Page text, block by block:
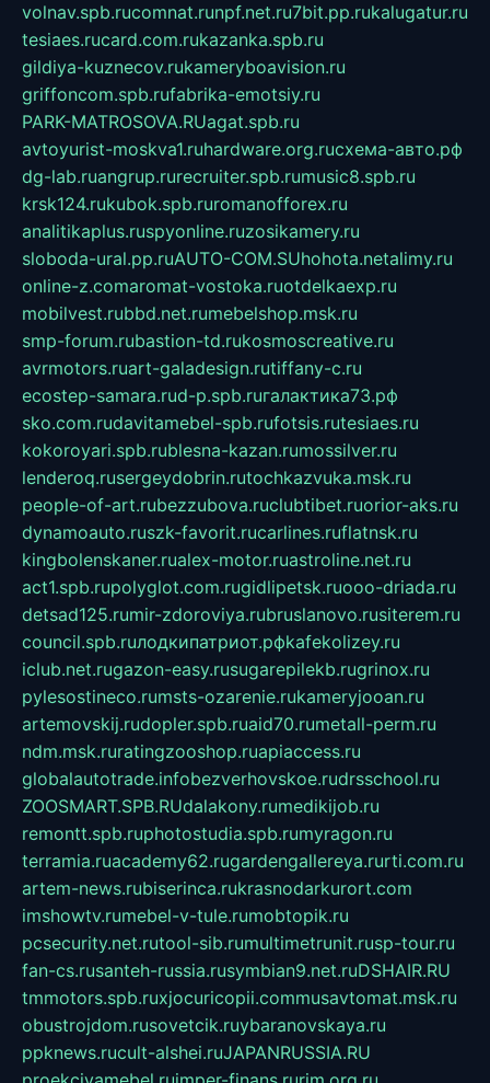
volnav.spb.rucomnat.runpf.net.ru7bit.pp.rukalugatur.ru
tesiaes.rucard.com.rukazanka.spb.ru
gildiya-kuznecov.rukameryboavision.ru
griffoncom.spb.rufabrika-emotsiy.ru
PARK-MATROSOVA.RUagat.spb.ru
avtoyurist-moskva1.ruhardware.org.ruсхема-авто.рф
dg-lab.ruangrup.rurecruiter.spb.rumusic8.spb.ru
krsk124.rukubok.spb.ruromanofforex.ru
analitikaplus.ruspyonline.ruzosikamery.ru
sloboda-ural.pp.ruAUTO-COM.SUhohota.netalimy.ru
online-z.comaromat-vostoka.ruotdelkaexp.ru
mobilvest.rubbd.net.rumebelshop.msk.ru
smp-forum.rubastion-td.rukosmoscreative.ru
avrmotors.ruart-galadesign.rutiffany-c.ru
ecostep-samara.rud-p.spb.ruгалактика73.рф
sko.com.rudavitamebel-spb.rufotsis.rutesiaes.ru
kokoroyari.spb.rublesna-kazan.rumossilver.ru
lenderoq.rusergeydobrin.rutochkazvuka.msk.ru
people-of-art.rubezzubova.ruclubtibet.ruorior-aks.ru
dynamoauto.ruszk-favorit.rucarlines.ruflatnsk.ru
kingbolenskaner.rualex-motor.ruastroline.net.ru
act1.spb.rupolyglot.com.rugidlipetsk.ruooo-driada.ru
detsad125.rumir-zdoroviya.rubruslanovo.rusiterem.ru
council.spb.ruлодкипатриот.рфkafekolizey.ru
iclub.net.rugazon-easy.rusugarepilekb.rugrinox.ru
pylesostineco.rumsts-ozarenie.rukameryjooan.ru
artemovskij.rudopler.spb.ruaid70.rumetall-perm.ru
ndm.msk.ruratingzooshop.ruapiaccess.ru
globalautotrade.infobezverhovskoe.rudrsschool.ru
ZOOSMART.SPB.RUdalakony.rumedikijob.ru
remontt.spb.ruphotostudia.spb.rumyragon.ru
terramia.ruacademy62.rugardengallereya.rurti.com.ru
artem-news.rubiserinca.rukrasnodarkurort.com
imshowtv.rumebel-v-tule.rumobtopik.ru
pcsecurity.net.rutool-sib.rumultimetrunit.rusp-tour.ru
fan-cs.rusanteh-russia.rusymbian9.net.ruDSHAIR.RU
tmmotors.spb.ruxjocuricopii.commusavtomat.msk.ru
obustrojdom.rusovetcik.ruybaranovskaya.ru
ppknews.rucult-alshei.ruJAPANRUSSIA.RU